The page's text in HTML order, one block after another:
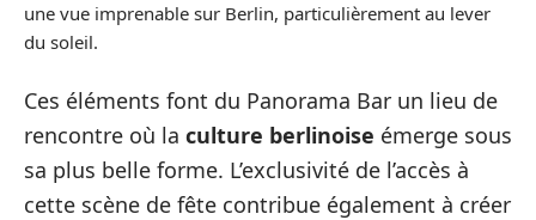
une vue imprenable sur Berlin, particulièrement au lever
du soleil.
Ces éléments font du Panorama Bar un lieu de
rencontre où la culture berlinoise émerge sous
sa plus belle forme. L’exclusivité de l’accès à
cette scène de fête contribue également à créer